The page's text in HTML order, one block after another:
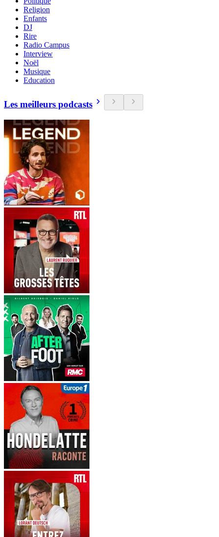
Religion
Enfants
DJ
Rire
Radio Campus
Interview
Noël
Musique
Education
Les meilleurs podcasts